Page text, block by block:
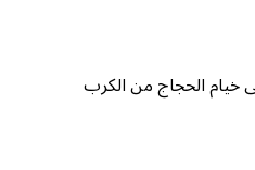
خيام الحجاج من الكرب